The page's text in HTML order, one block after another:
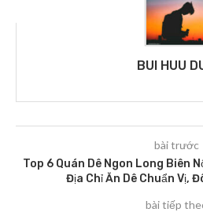
BUI HUU
bài trước
Top 6 Quán Dê Ngon Long Biên
Địa Chỉ Ăn Dê Chuẩn Vị,
bài tiếp